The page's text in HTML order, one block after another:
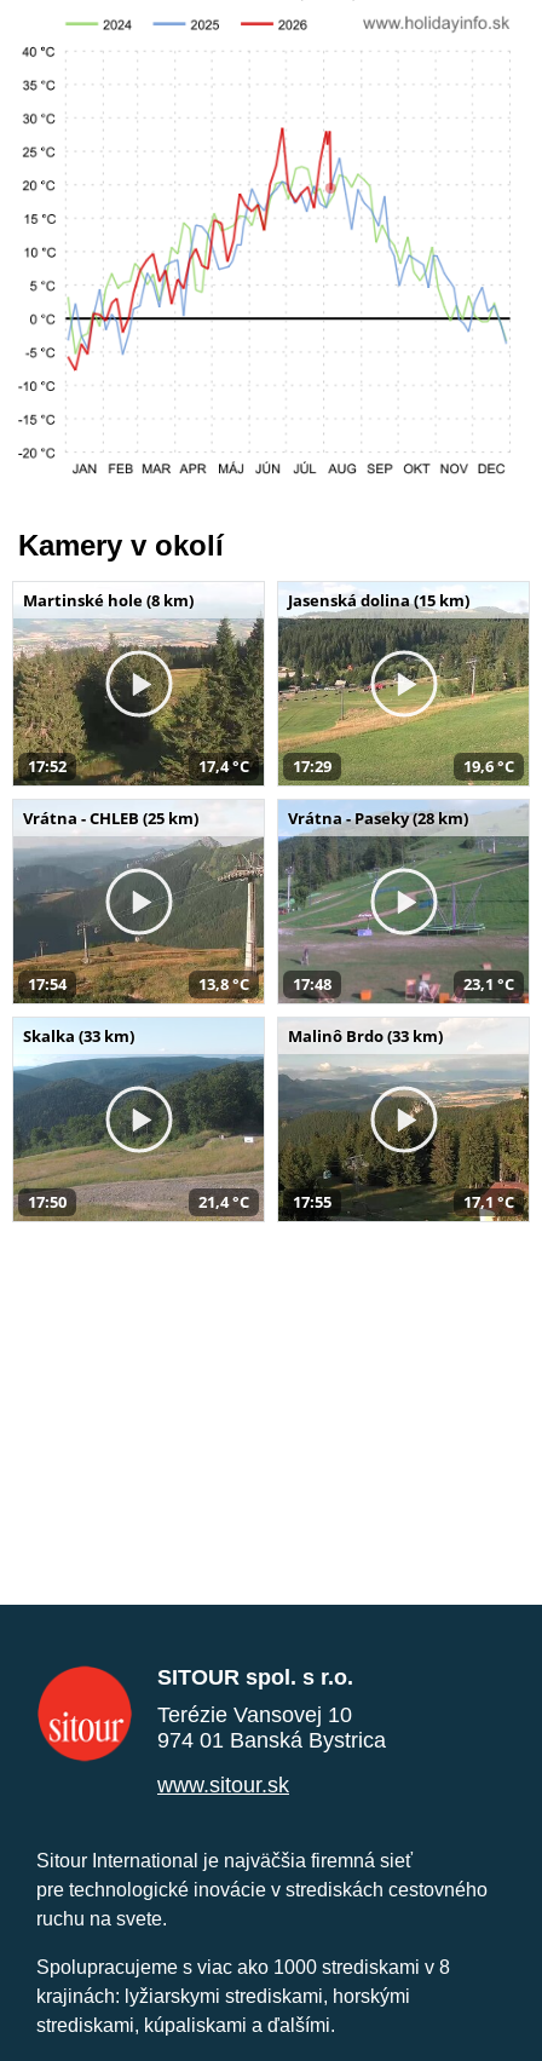
Kamery v okolí
Martinské hole (8 km)
17:52 17,4 °C
Jasenská dolina (15 km)
17:29 19,6 °C
Vrátna - CHLEB (25 km)
17:54 13,8 °C
Vrátna - Paseky (28 km)
17:48 23,1 °C
Skalka (33 km)
17:50 21,4 °C
Malinô Brdo (33 km)
17:55 17,1 °C
SITOUR spol. s r.o.
Terézie Vansovej 10
974 01 Banská Bystrica
www.sitour.sk
Sitour International je najväčšia firemná sieť
pre technologické inovácie v strediskách cestovného
ruchu na svete.
Spolupracujeme s viac ako 1000 strediskami v 8
krajinách: lyžiarskymi strediskami, horskými
strediskami, kúpaliskami a ďalšími.